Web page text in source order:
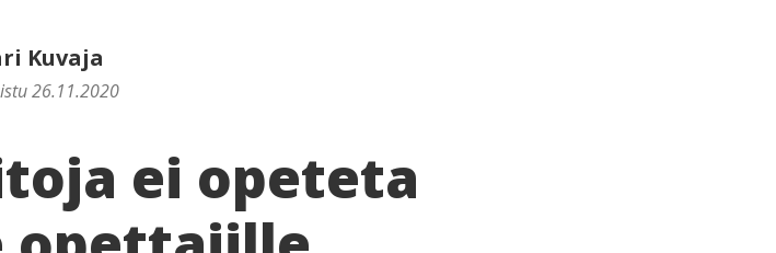
Kuvaja
26.11.2020
ei opeteta